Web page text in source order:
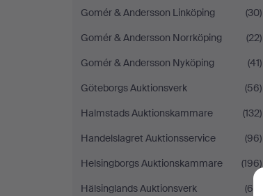
Gomér & Andersson Linköping
(30)
Gomér & Andersson Norrköping
(22)
Gomér & Andersson Nyköping
(41)
Göteborgs Auktionsverk
(56)
Halmstads Auktionskammare
(132)
Handelslagret Auktionsservice
(96)
Helsingborgs Auktionskammare
(196)
Hälsinglands Auktionsverk
(65)